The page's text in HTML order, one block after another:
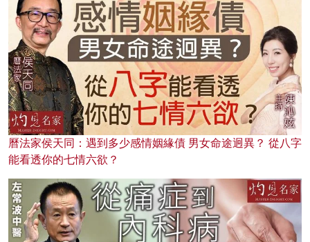
曆法家侯天同：遇到多少感情姻緣債 男女命途迥異？ 從八字
能看透你的七情六欲？